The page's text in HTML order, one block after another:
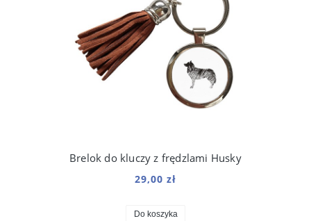
Brelok do kluczy z frędzlami Husky
29,00 zł
Do koszyka